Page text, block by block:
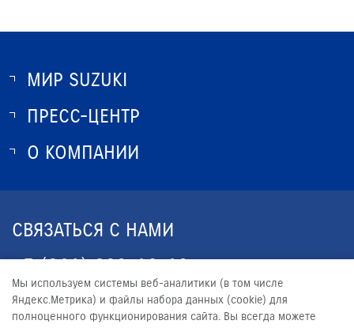
МИР SUZUKI
О SUZUKI
ОПТОВЫЕ ПРОДАЖИ ЗАПЧАСТЕЙ
ПРЕСС-ЦЕНТР
НОВОСТИ
О КОМПАНИИ
ЮРИДИЧЕСКАЯ ИНФОРМАЦИЯ
СВЯЗАТЬСЯ С НАМИ
+7 (861) 203-19-13
CALLCENTER@YUG-AVTO.RU
Мы используем системы веб-аналитики (в том числе
Яндекс.Метрика) и файлы набора данных (cookie) для
полноценного функционирования сайта. Вы всегда можете